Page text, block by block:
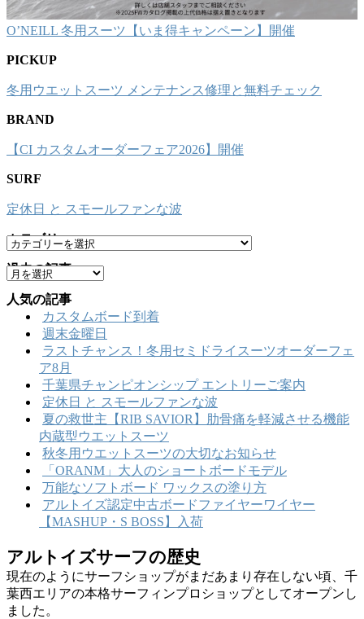
O’NEILL 冬用スーツ【いま得キャンペーン】開催
PICKUP
冬用ウエットスーツ メンテナンス修理と無料チェック
BRAND
【CI カスタムオーダーフェア2026】開催
SURF
定休日 と スモールファンな波
カテゴリー
カ
テ
ゴ
リ
ー
過去の記事
ア
ー
カ
人気の記事
カスタムボード到着
週末金曜日
ラストチャンス！冬用セミドライスーツオーダーフェ
ア8月
千葉県チャンピオンシップ エントリーご案内
定休日 と スモールファンな波
夏の救世主【RIB SAVIOR】肋骨痛を軽減させる機能
内蔵型ウエットスーツ
秋冬用ウエットスーツの大切なお知らせ
「ORANM」大人のショートボードモデル
万能なソフトボード ワックスの塗り方
アルトイズ認定中古ボードファイヤーワイヤー
【MASHUP・S BOSS】入荷
アルトイズサーフの歴史
現在のようにサーフショップがまだあまり存在しない頃、千
葉西エリアの本格サーフィンプロショップとしてオープンし
ました。